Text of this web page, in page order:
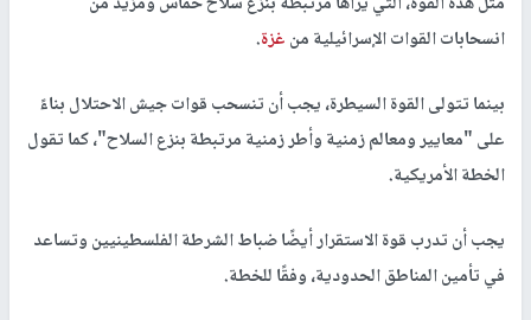
انسحابات القوات الإسرائيلية منغزة.
بينما تتولى القوة السيطرة، يجب أن تنسحب قوات جيش الاحتلال بناءً
على "معايير ومعالم زمنية وأطر زمنية مرتبطة بنزع السلاح"، كما تقول
الخطة الأمريكية.
يجب أن تدرب قوة الاستقرار أيضًا ضباط الشرطة الفلسطينيين وتساعد
في تأمين المناطق الحدودية، وفقًا للخطة.